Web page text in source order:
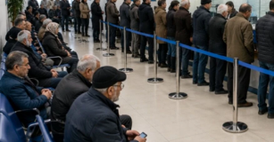
Manşet Altı
Manşetler
Resmi İlan